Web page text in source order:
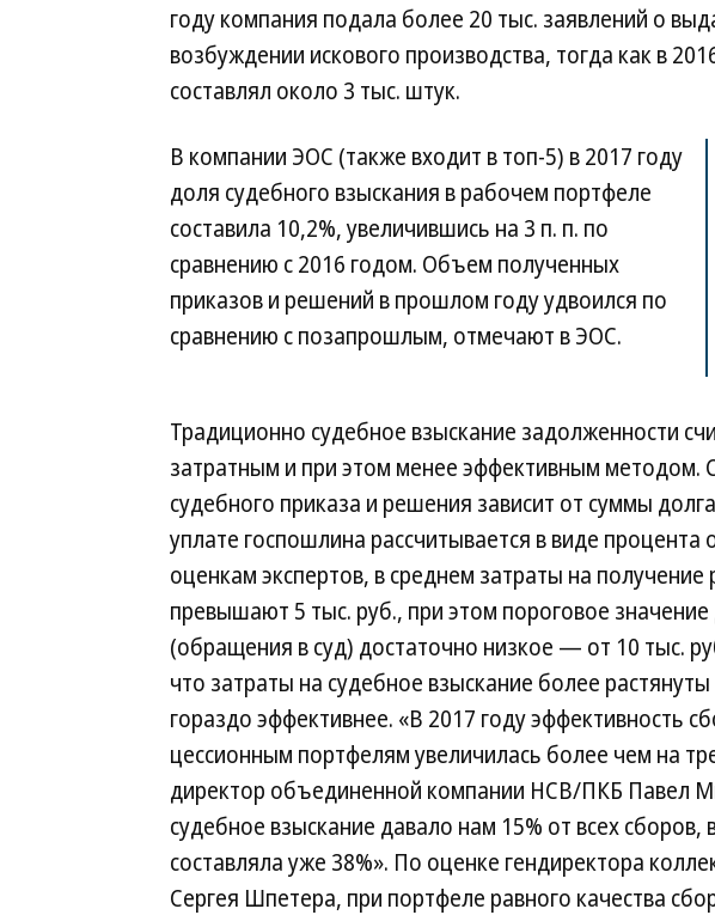
году компания подала более 20 тыс. заявлений о
возбуждении искового производства, тогда как в
составлял около 3 тыс. штук.
В компании ЭОС (также входит в топ-5) в 2017 году
доля судебного взыскания в рабочем портфеле
составила 10,2%, увеличившись на 3 п. п. по
сравнению с 2016 годом. Объем полученных
приказов и решений в прошлом году удвоился по
сравнению с позапрошлым, отмечают в ЭОС.
Традиционно судебное взыскание задолженности
затратным и при этом менее эффективным методом.
судебного приказа и решения зависит от суммы
уплате госпошлина рассчитывается в виде
оценкам экспертов, в среднем затраты на
превышают 5 тыс. руб., при этом пороговое
(обращения в суд) достаточно низкое — от 10 тыс.
что затраты на судебное взыскание более
гораздо эффективнее. «В 2017 году эффективность
цессионным портфелям увеличилась более чем на
директор объединенной компании НСВ/ПКБ Павел
судебное взыскание давало нам 15% от всех сборов,
составляла уже 38%». По оценке гендиректора
Сергея Шпетера, при портфеле равного качества